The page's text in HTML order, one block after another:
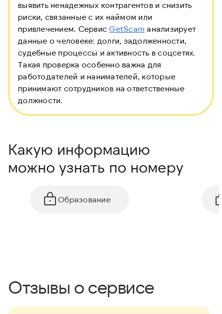
выявить ненадежных контрагентов и снизить
риски, связанные с их наймом или
привлечением. Сервис GetScam анализирует
данные о человеке: долги, задолженности,
судебные процессы и активность в соцсетях.
Такая проверка особенно важна для
работодателей и нанимателей, которые
принимают сотрудников на ответственные
должности.
Какую информацию
можно узнать по номеру
Образование
Отзывы о сервисе